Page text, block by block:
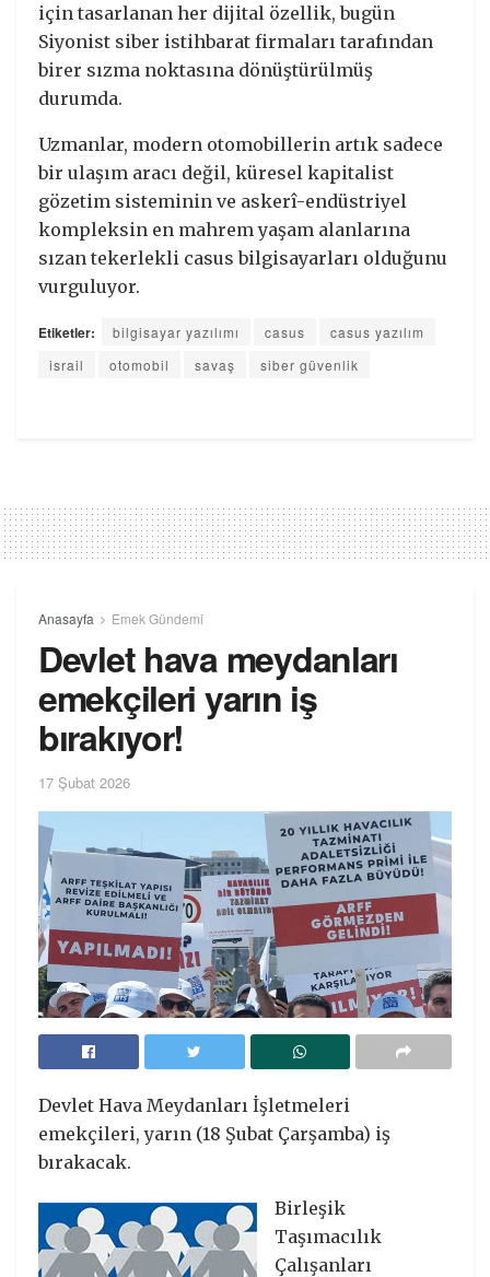
için tasarlanan her dijital özellik, bugün
Siyonist siber istihbarat firmaları tarafından
birer sızma noktasına dönüştürülmüş
durumda.
Uzmanlar, modern otomobillerin artık sadece
bir ulaşım aracı değil, küresel kapitalist
gözetim sisteminin ve askerî-endüstriyel
kompleksin en mahrem yaşam alanlarına
sızan tekerlekli casus bilgisayarları olduğunu
vurguluyor.
Etiketler: bilgisayar yazılımı casus
casus yazılım
israil
otomobil savaş siber güvenlik
Anasayfa Emek Gündemi
Devlet hava meydanları
emekçileri yarın iş
bırakıyor!
17 Şubat 2026
Devlet Hava Meydanları İşletmeleri
emekçileri, yarın (18 Şubat Çarşamba) iş
bırakacak.
Birleşik
Taşımacılık
Çalışanları